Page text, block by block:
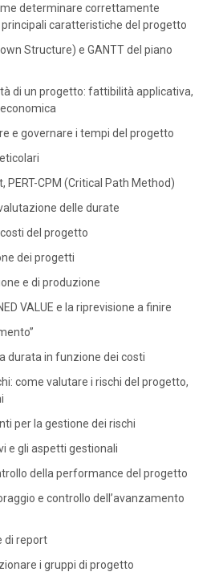
determinare correttamente
caratteristiche del progetto
Structure) e GANTT del piano
di un progetto: fattibilità applicativa,
e governare i tempi del progetto
PERT-CPM (Critical Path Method)
delle durate
del progetto
dei progetti
e di produzione
VALUE e la riprevisione a finire
durata in funzione dei costi
come valutare i rischi del progetto,
per la gestione dei rischi
e gli aspetti gestionali
della performance del progetto
e controllo dell’avanzamento
di report
i gruppi di progetto